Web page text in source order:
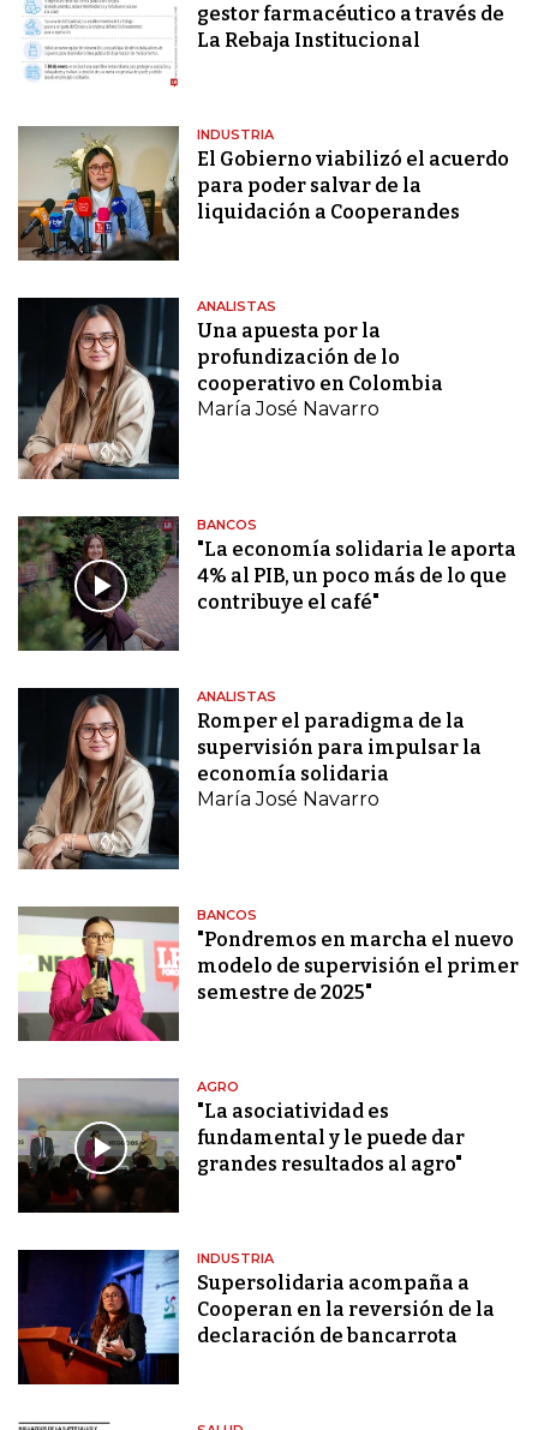
gestor farmacéutico a través de
La Rebaja Institucional
INDUSTRIA
El Gobierno viabilizó el acuerdo
para poder salvar de la
liquidación a Cooperandes
ANALISTAS
Una apuesta por la
profundización de lo
cooperativo en Colombia
María José Navarro
BANCOS
"La economía solidaria le aporta
4% al PIB, un poco más de lo que
contribuye el café"
ANALISTAS
Romper el paradigma de la
supervisión para impulsar la
economía solidaria
María José Navarro
BANCOS
"Pondremos en marcha el nuevo
modelo de supervisión el primer
semestre de 2025"
AGRO
"La asociatividad es
fundamental y le puede dar
grandes resultados al agro"
INDUSTRIA
Supersolidaria acompaña a
Cooperan en la reversión de la
declaración de bancarrota